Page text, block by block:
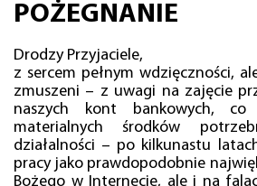
POŻEGNANIE
Drodzy Przyjaciele,
z sercem pełnym wdzięczności,
zmuszeni – z uwagi na zajęcie
naszych kont bankowych, co
materialnych środków
działalności – po kilkunastu
pracy jako prawdopodobnie
Bożego w Internecie, ale i na